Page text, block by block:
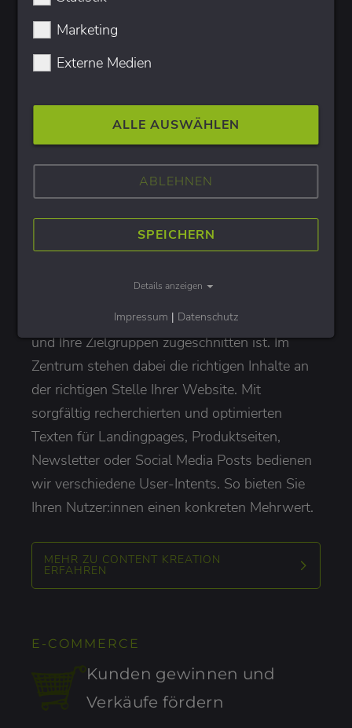
ERFAHREN
CONTENT KREATION
Inhalte, die informieren und
begeistern
Ihr digitaler Erfolg entsteht durch kreative
Inhalte, die Ihre Website-Besucher:innen
entwickeln eine Strategie für Ihr Content
Marketing, die passgenau auf Ihr Unternehmen
und Ihre Zielgruppen zugeschnitten ist. Im
Zentrum stehen dabei die richtigen Inhalte an
der richtigen Stelle Ihrer Website. Mit
sorgfältig recherchierten und optimierten
Texten für Landingpages, Produktseiten,
Newsletter oder Social Media Posts bedienen
wir verschiedene User-Intents. So bieten Sie
Ihren Nutzer:innen einen konkreten Mehrwert.
MEHR ZU CONTENT KREATION
ERFAHREN
E-COMMERCE
Kunden gewinnen und
Verkäufe fördern
Marketing
Externe Medien
ALLE AUSWÄHLEN
ABLEHNEN
SPEICHERN
Details anzeigen
Impressum | Datenschutz